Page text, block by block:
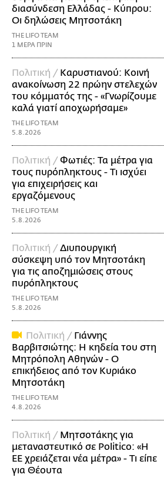
διασύνδεση Ελλάδας - Κύπρου:
Οι δηλώσεις Μητσοτάκη
THE LIFO TEAM
1 ΜΕΡΑ ΠΡΙΝ
Πολιτική / Καρυστιανού: Κοινή
ανακοίνωση 22 πρώην στελεχών
του κόμματός της - «Γνωρίζουμε
καλά γιατί αποχωρήσαμε»
THE LIFO TEAM
5.8.2026
Πολιτική /Φωτιές: Τα μέτρα για
τους πυρόπληκτους - Τι ισχύει
για επιχειρήσεις και
εργαζόμενους
THE LIFO TEAM
5.8.2026
Πολιτική /Διυπουργική
σύσκεψη υπό τον Μητσοτάκη
για τις αποζημιώσεις στους
πυρόπληκτους
THE LIFO TEAM
5.8.2026
Πολιτική / Γιάννης
Βαρβιτσιώτης: Η κηδεία του στη
Μητρόπολη Αθηνών - Ο
επικήδειος από τον Κυριάκο
Μητσοτάκη
THE LIFO TEAM
4.8.2026
Πολιτική / Μητσοτάκης για
μεταναστευτικό σε Politico: «Η
ΕΕ χρειάζεται νέα μέτρα» - Τι είπε
για Θέουτα